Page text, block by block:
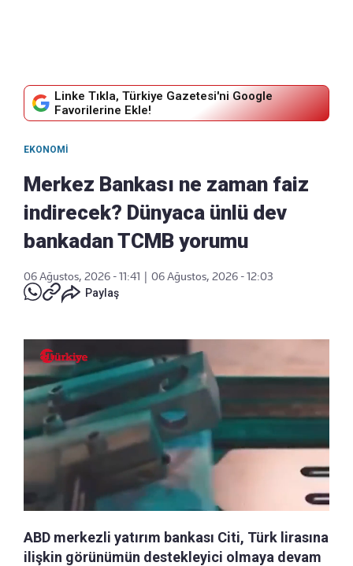
Linke Tıkla, Türkiye Gazetesi'ni Google
Favorilerine Ekle!
EKONOMI
Merkez Bankası ne zaman faiz
indirecek? Dünyaca ünlü dev
bankadan TCMB yorumu
06 Ağustos, 2026 - 11:41
06 Ağustos, 2026 - 12:03
Paylaş
ABD merkezli yatırım bankası Citi, Türk lirasına
ilişkin görünümün destekleyici olmaya devam